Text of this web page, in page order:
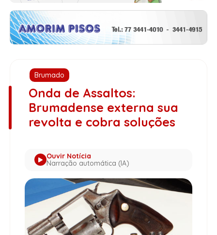
Brumado
Onda de Assaltos:
Brumadense externa sua
revolta e cobra soluções
Ouvir Notícia
Narração automática (IA)